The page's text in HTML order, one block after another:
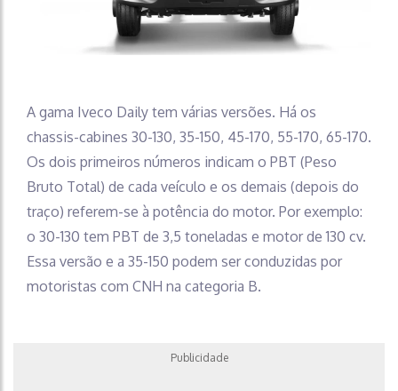
A gama Iveco Daily tem várias versões. Há os
chassis-cabines 30-130, 35-150, 45-170, 55-170, 65-170.
Os dois primeiros números indicam o PBT (Peso
Bruto Total) de cada veículo e os demais (depois do
traço) referem-se à potência do motor. Por exemplo:
o 30-130 tem PBT de 3,5 toneladas e motor de 130 cv.
Essa versão e a 35-150 podem ser conduzidas por
motoristas com CNH na categoria B.
Publicidade